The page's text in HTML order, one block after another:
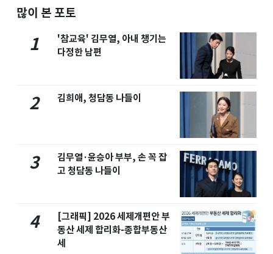
많이 본 포토
1
'참교육' 김무열, 아내 챙기는
다정한 남편
2 김희애, 청담동 나들이
3
김무열·윤승아 부부, 손 꼭 잡
고 청담동 나들이
4
[그래픽] 2026 세제개편안 부
동산 세제 합리화-종합부동산
세